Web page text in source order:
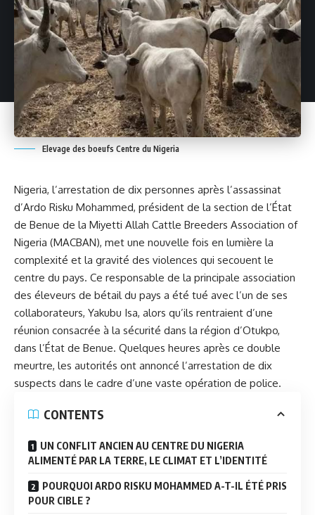
Elevage des boeufs Centre du Nigeria
Nigeria, l’arrestation de dix personnes après l’assassinat
d’Ardo Risku Mohammed, président de la section de l’État
de Benue de la Miyetti Allah Cattle Breeders Association of
Nigeria (MACBAN), met une nouvelle fois en lumière la
complexité et la gravité des violences qui secouent le
centre du pays. Ce responsable de la principale association
des éleveurs de bétail du pays a été tué avec l’un de ses
collaborateurs, Yakubu Isa, alors qu’ils rentraient d’une
réunion consacrée à la sécurité dans la région d’Otukpo,
dans l’État de Benue. Quelques heures après ce double
meurtre, les autorités ont annoncé l’arrestation de dix
suspects dans le cadre d’une vaste opération de police.
CONTENTS
UN CONFLIT ANCIEN AU CENTRE DU NIGERIA
ALIMENTÉ PAR LA TERRE, LE CLIMAT ET L’IDENTITÉ
POURQUOI ARDO RISKU MOHAMMED A-T-IL ÉTÉ PRIS
POUR CIBLE ?